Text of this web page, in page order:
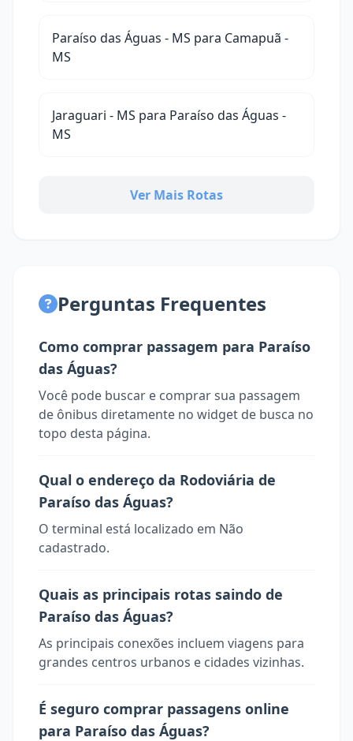
Paraíso das Águas - MS para Camapuã -
MS
Jaraguari - MS para Paraíso das Águas -
MS
Ver Mais Rotas
Perguntas Frequentes
Como comprar passagem para Paraíso
das Águas?
Você pode buscar e comprar sua passagem
de ônibus diretamente no widget de busca no
topo desta página.
Qual o endereço da Rodoviária de
Paraíso das Águas?
O terminal está localizado em Não
cadastrado.
Quais as principais rotas saindo de
Paraíso das Águas?
As principais conexões incluem viagens para
grandes centros urbanos e cidades vizinhas.
É seguro comprar passagens online
para Paraíso das Águas?